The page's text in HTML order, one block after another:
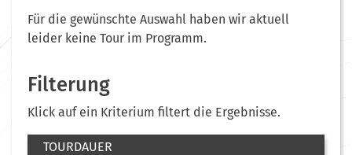
Für die gewünschte Auswahl haben wir aktuell
leider keine Tour im Programm.
Filterung
Klick auf ein Kriterium filtert die Ergebnisse.
TOURDAUER